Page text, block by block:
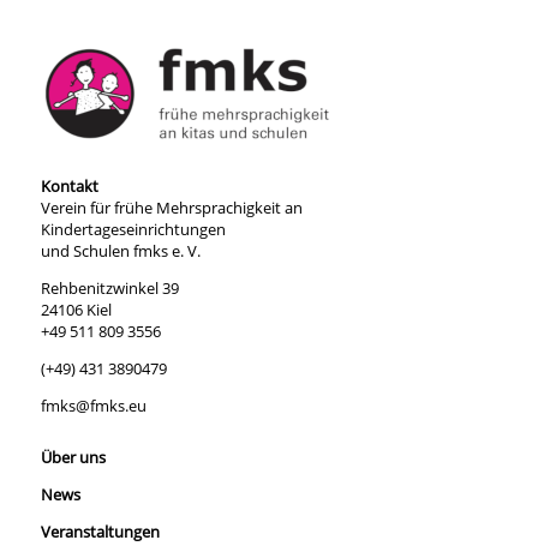
Kontakt
Verein für frühe Mehrsprachigkeit an
Kindertageseinrichtungen
und Schulen fmks e. V.
Rehbenitzwinkel 39
24106 Kiel
+49 511 809 3556
(+49) 431 3890479
fmks@fmks.eu
Über uns
News
Veranstaltungen